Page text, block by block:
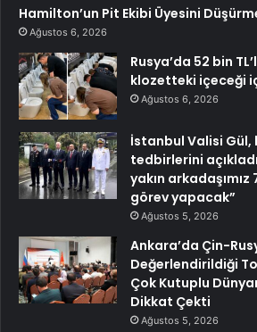
Hamilton’un Pit Ekibi Üyesini
Ağustos 6, 2026
Rusya’da 52 bin
klozetteki içeceği
Ağustos 6, 2026
İstanbul Valisi Gül,
tedbirlerini
yakın
görev yapacak”
Ağustos 5, 2026
Ankara’da Çin-
Değerlendirildiği
Çok Kutuplu
Dikkat Çekti
Ağustos 5, 2026